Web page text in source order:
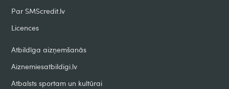
Par SMScredit.lv
Licences
Atbildīga aizņemšanās
Aiznemiesatbildigi.lv
Atbalsts sportam un kultūrai